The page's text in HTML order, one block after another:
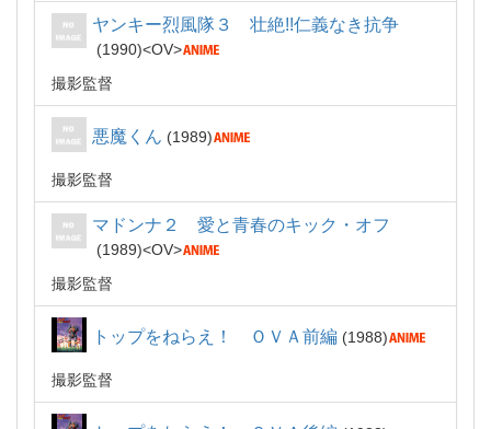
ヤンキー烈風隊３ 壮絶!!仁義なき抗争
1990
OV
撮影監督
悪魔くん 1989
撮影監督
マドンナ２ 愛と青春のキック・オフ
1989
OV
撮影監督
トップをねらえ！ ＯＶＡ前編 1988
撮影監督